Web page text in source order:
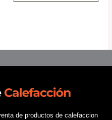
de productos de calefaccion